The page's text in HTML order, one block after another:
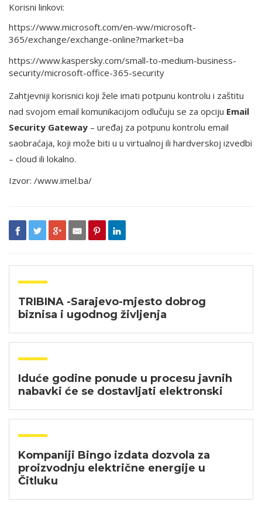
Korisni linkovi:
https://www.microsoft.com/en-ww/microsoft-
365/exchange/exchange-online?market=ba
https://www.kaspersky.com/small-to-medium-business-
security/microsoft-office-365-security
Zahtjevniji korisnici koji žele imati potpunu kontrolu i zaštitu
nad svojom email komunikacijom odlučuju se za opciju Email
Security Gateway – uređaj za potpunu kontrolu email
saobraćaja, koji može biti u u virtualnoj ili hardverskoj izvedbi
– cloud ili lokalno.
Izvor: /www.imel.ba/
TRIBINA -Sarajevo-mjesto dobrog
biznisa i ugodnog življenja
Iduće godine ponude u procesu javnih
nabavki će se dostavljati elektronski
Kompaniji Bingo izdata dozvola za
proizvodnju električne energije u
Čitluku